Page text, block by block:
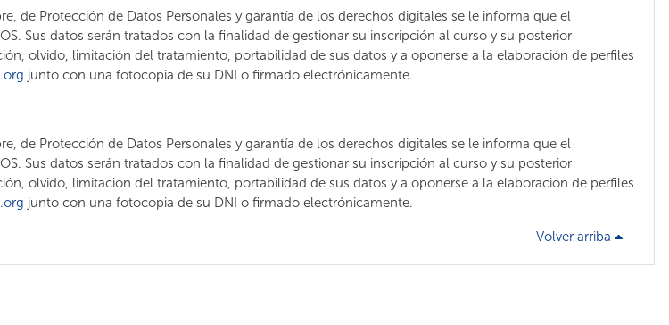
de Protección de Datos Personales y garantía de los derechos digitales se le informa que el
Sus datos serán tratados con la finalidad de gestionar su inscripción al curso y su posterior
olvido, limitación del tratamiento, portabilidad de sus datos y a oponerse a la elaboración de perfiles
junto con una fotocopia de su DNI o firmado electrónicamente.
de Protección de Datos Personales y garantía de los derechos digitales se le informa que el
Sus datos serán tratados con la finalidad de gestionar su inscripción al curso y su posterior
olvido, limitación del tratamiento, portabilidad de sus datos y a oponerse a la elaboración de perfiles
junto con una fotocopia de su DNI o firmado electrónicamente.
Volver arriba